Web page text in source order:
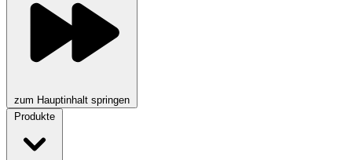
zum Hauptinhalt springen
Produkte